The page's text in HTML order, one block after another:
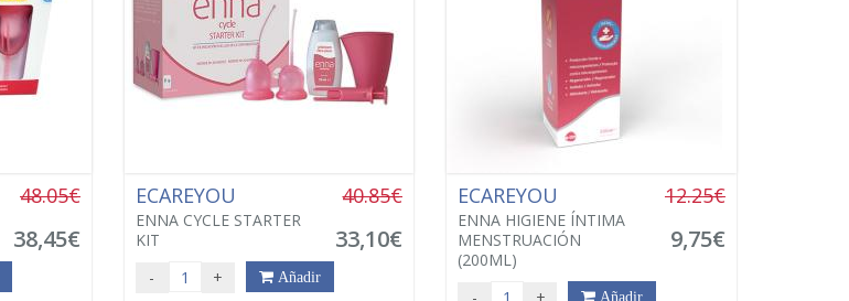
48.05€
38,45€
ECAREYOU
ENNA CYCLE STARTER
KIT
40.85€
33,10€
- + Añadir
ECAREYOU
ENNA HIGIENE ÍNTIMA
MENSTRUACIÓN
(200ML)
12.25€
9,75€
- + Añadir